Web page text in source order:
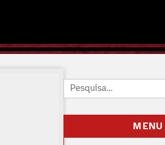
Pesquisar:
MENU